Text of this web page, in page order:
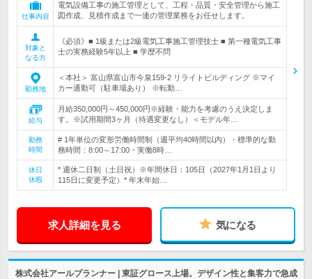
仕事内容
電気設備工事の施工管理として、工程・品質・安全管理から施工
図作成、見積作成まで一連の管理業務をお任せします。
対象と
なる方
《必須》■ 1級または2級電気工事施工管理技士 ■ 第一種電気工事
士の実務経験5年以上 ■ 学歴不問
勤務地
＜本社＞ 富山県富山市今泉159-2 リライトビルディング ※マイ
カー通勤可（駐車場あり） ※転勤…
給与
月給350,000円～450,000円※経験・能力を考慮のうえ決定しま
す。※試用期間3ヶ月（待遇変更なし）＜モデル年…
勤務
時間
# 1年単位の変形労働時間制（週平均40時間以内）・標準的な勤
務時間：8:00～17:00・実働8時…
休日
休暇
* 週休二日制（土日祝）※年間休日：105日（2027年1月1日より
115日に変更予定）* 年末年始…
求人詳細を見る 気になる
株式会社アールプランナー | 東証グロース上場。デザイン性と集客力で急成